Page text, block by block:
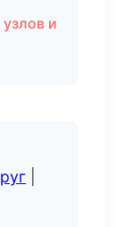
и